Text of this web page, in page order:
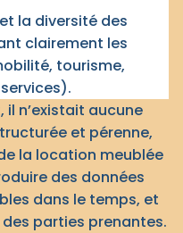
la diversité des
clairement les
tourisme,
il n’existait aucune
et pérenne,
la location meublée
des données
dans le temps, et
parties prenantes.